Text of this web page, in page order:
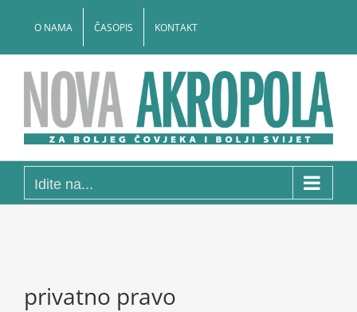
O NAMA ČASOPIS KONTAKT
Idite na...
privatno pravo